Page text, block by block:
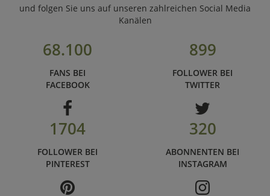
und folgen Sie uns auf unseren zahlreichen Social Media
Kanälen
68.100
FANS BEI
FACEBOOK
899
FOLLOWER BEI
TWITTER
1704
FOLLOWER BEI
PINTEREST
320
ABONNENTEN BEI
INSTAGRAM